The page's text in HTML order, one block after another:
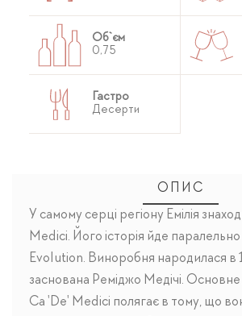
Об`єм
0,75
Гастро
Десерти
ОПИС
У самому серці регіону Емілія
Medici. Його історія йде
Evolution. Виноробня народилася в
заснована Реміджо Медічі. Основне
Ca 'De' Medici полягає в тому, що